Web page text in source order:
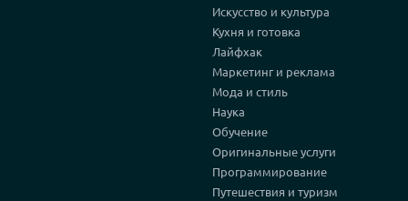
Искусство и культура
Кухня и готовка
Лайфхак
Маркетинг и реклама
Мода и стиль
Наука
Обучение
Оригинальные услуги
Программирование
Путешествия и туризм